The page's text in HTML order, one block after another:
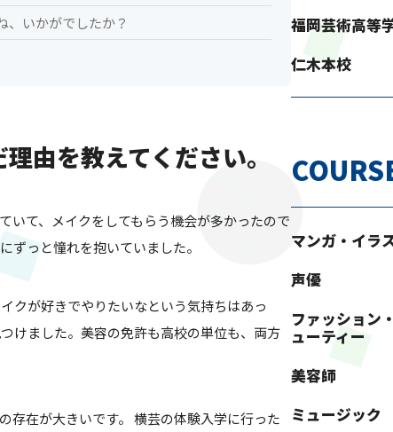
、いかがでしたか？
由を教えてください。
いて、メイクをしてもらう機会が多かったので
ずっと憧れを抱いていました。
クが好きでやりたいなという気持ちはあっ
けました。美容の免許も高校の単位も、両方
存在が大きいです。 横芸の体験入学に行った
福岡芸術高等
仁木本校
マンガ・イラ
声優
ファッション
ューティー
美容師
ミュージック